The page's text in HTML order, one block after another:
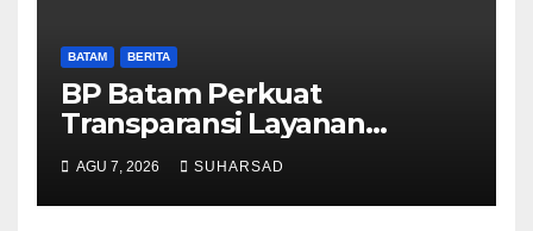
BATAM BERITA
BP Batam Perkuat
Transparansi Layanan
Pertanahan, Alokasi Tanah
Reguler Segera Hadir Melalui
LMS
AGU 7, 2026 SUHARSAD